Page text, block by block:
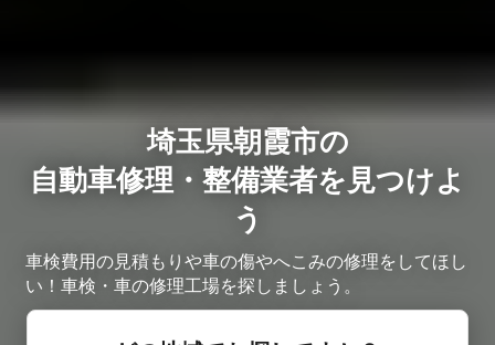
埼玉県朝霞市の
自動車修理・整備業者を見つけよ
う
車検費用の見積もりや車の傷やへこみの修理をしてほし
い！車検・車の修理工場を探しましょう。